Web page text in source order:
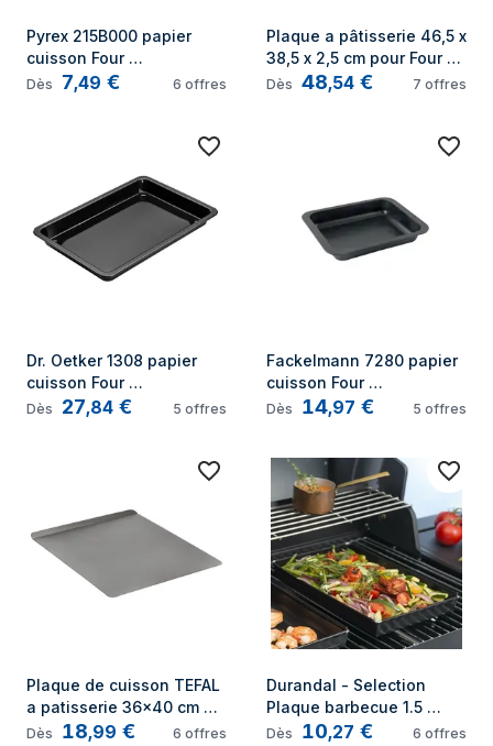
Pyrex 215B000 papier
cuisson Four
Rectangulaire Verre
Dès 7,49 € 6 offres
Plaque a pâtisserie 46,5 x
38,5 x 2,5 cm pour Four
AEG 140172872081
Dès 48,54 € 7 offres
Dr. Oetker 1308 papier
cuisson Four
Rectangulaire
Dès 27,84 € 5 offres
Fackelmann 7280 papier
cuisson Four
Rectangulaire
Dès 14,97 € 5 offres
Plaque de cuisson TEFAL
a patisserie 36x40 cm
airbake
Dès 18,99 € 6 offres
Durandal - Selection
Plaque barbecue 1.5
Litres Petit plat de
Dès 10,27 € 6 offres